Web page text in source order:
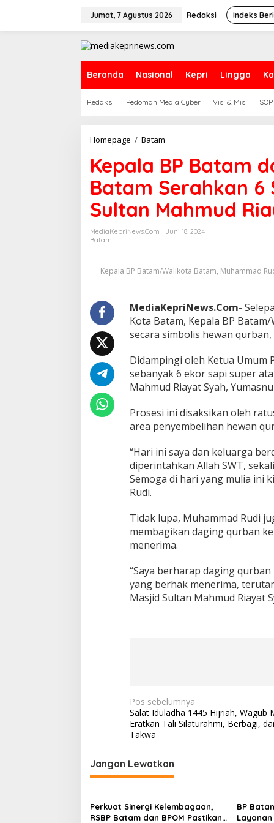
Jumat, 7 Agustus 2026 Redaksi Indeks
Beranda Nasional Kepri Lingga
Redaksi Pedoman Media Cyber Visi & Misi
Homepage / Batam
p
a
l
a
B
P
B
m
n
K
e
t
a
U
m
u
P
I
O
R
I
B
a
t
a
m
e
r
a
h
i
S
u
p
i
M
s
j
Kepala BP Batam
Batam Serahkan 6
Sultan Mahmud
MediaKepriNews.com
Juni 18, 2024
Batam
Kepala BP Batam/Walikota Batam, Muhammad
MediaKepriNews.Com-
Kota Batam, Kepala BP
secara simbolis hewan qurban,
Didampingi oleh Ketua Umum
sebanyak 6 ekor sapi super
Mahmud Riayat Syah,
Prosesi ini disaksikan oleh
area penyembelihan hewan
“Hari ini saya dan keluarga
diperintahkan Allah SWT,
Semoga di hari yang mulia ini
Rudi.
Tidak lupa, Muhammad Rudi
membagikan daging qurban
menerima.
“Saya berharap daging
yang berhak menerima,
Masjid Sultan Mahmud Riayat
N
a
v
i
g
s
Pos sebelumnya
Salat Iduladha 1445 Hijriah, Wagub
Eratkan Tali Silaturahmi, Berbagi,
Takwa
Jangan Lewatkan
Perkuat Sinergi Kelembagaan,
RSBP Batam dan BPOM Pastikan
BP